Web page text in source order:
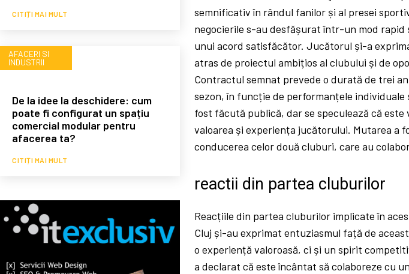
CITIȚI MAI MULT
AFACERI SI
INDUSTRII
De la idee la deschidere: cum
poate fi configurat un spațiu
comercial modular pentru
afacerea ta?
CITIȚI MAI MULT
semnificativ în rândul fanilor și al presei
negocierile s-au desfășurat într-un mod
unui acord satisfăcător. Jucătorul și-a
atras de proiectul ambițios al clubului și de
Contractul semnat prevede o durată de trei
sezon, în funcție de performanțele
fost făcută publică, dar se speculează că
valoarea și experiența jucătorului. Mutarea a
conducerea celor două cluburi, care au
reactii din partea cluburilor
Reacțiile din partea cluburilor implicate în
Cluj și-au exprimat entuziasmul față de
o experiență valoroasă, ci și un spirit
a declarat că este încântat să colaboreze cu